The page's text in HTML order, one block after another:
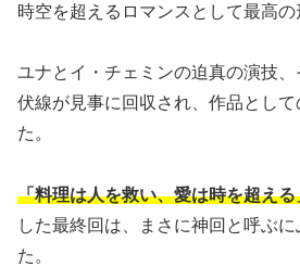
時空を超えるロマンスとして最高の
ユナとイ・チェミンの迫真の演技
伏線が見事に回収され、作品とし
た。
「料理は人を救い、愛は時を超える
した最終回は、まさに神回と呼ぶ
た。